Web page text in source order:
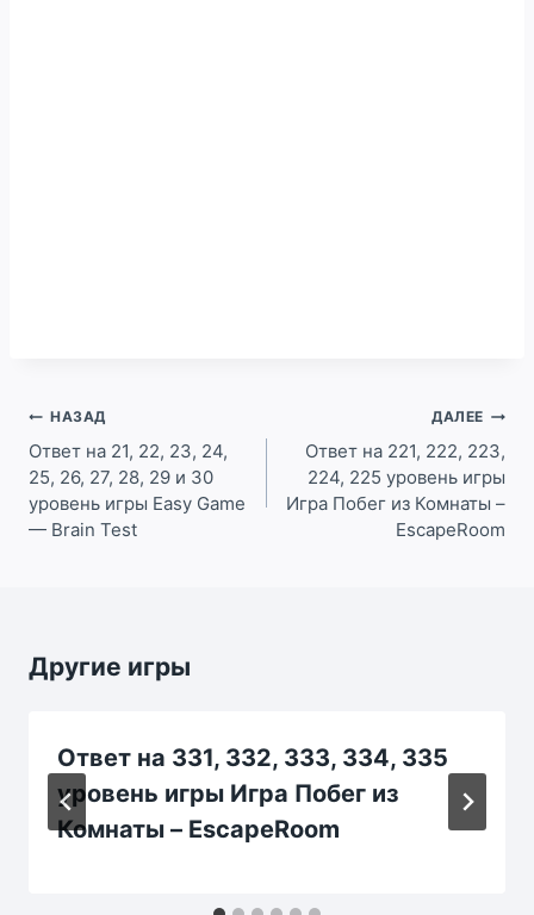
Навигация
по
записям
НАЗАД
Ответ на 21, 22, 23, 24,
25, 26, 27, 28, 29 и 30
уровень игры Easy Game
— Brain Test
ДАЛЕЕ
Ответ на 221, 222, 223,
224, 225 уровень игры
Игра Побег из Комнаты –
EscapeRoom
Другие игры
Ответ на 331, 332, 333, 334, 335
уровень игры Игра Побег из
Комнаты – EscapeRoom